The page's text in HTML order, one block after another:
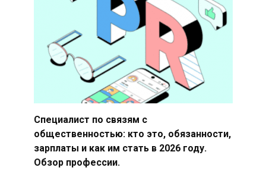
Специалист по связям с
общественностью: кто это, обязанности,
зарплаты и как им стать в 2026 году.
Обзор профессии.